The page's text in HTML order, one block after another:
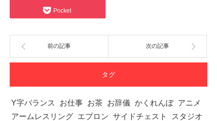
Pocket
前の記事 次の記事
タグ
Y字バランス お仕事 お茶 お辞儀 かくれんぼ アニメ
アームレスリング エプロン サイドチェスト
スタジオ